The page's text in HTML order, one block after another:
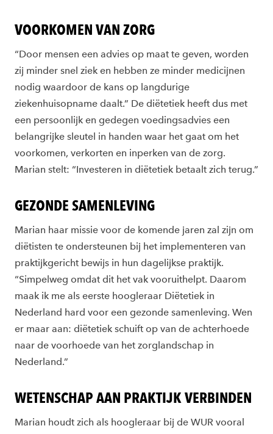
VOORKOMEN VAN ZORG
“Door mensen een advies op maat te geven, worden
zij minder snel ziek en hebben ze minder medicijnen
nodig waardoor de kans op langdurige
ziekenhuisopname daalt.” De diëtetiek heeft dus met
een persoonlijk en gedegen voedingsadvies een
belangrijke sleutel in handen waar het gaat om het
voorkomen, verkorten en inperken van de zorg.
Marian stelt: “Investeren in diëtetiek betaalt zich terug.”
GEZONDE SAMENLEVING
Marian haar missie voor de komende jaren zal zijn om
diëtisten te ondersteunen bij het implementeren van
praktijkgericht bewijs in hun dagelijkse praktijk.
“Simpelweg omdat dit het vak vooruithelpt. Daarom
maak ik me als eerste hoogleraar Diëtetiek in
Nederland hard voor een gezonde samenleving. Wen
er maar aan: diëtetiek schuift op van de achterhoede
naar de voorhoede van het zorglandschap in
Nederland.”
WETENSCHAP AAN PRAKTIJK VERBINDEN
Marian houdt zich als hoogleraar bij de WUR vooral